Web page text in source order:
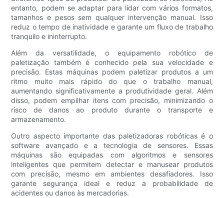
entanto, podem se adaptar para lidar com vários formatos,
tamanhos e pesos sem qualquer intervenção manual. Isso
reduz o tempo de inatividade e garante um fluxo de trabalho
tranquilo e ininterrupto.
Além da versatilidade, o equipamento robótico de
paletização também é conhecido pela sua velocidade e
precisão. Estas máquinas podem paletizar produtos a um
ritmo muito mais rápido do que o trabalho manual,
aumentando significativamente a produtividade geral. Além
disso, podem empilhar itens com precisão, minimizando o
risco de danos ao produto durante o transporte e
armazenamento.
Outro aspecto importante das paletizadoras robóticas é o
software avançado e a tecnologia de sensores. Essas
máquinas são equipadas com algoritmos e sensores
inteligentes que permitem detectar e manusear produtos
com precisão, mesmo em ambientes desafiadores. Isso
garante segurança ideal e reduz a probabilidade de
acidentes ou danos às mercadorias.